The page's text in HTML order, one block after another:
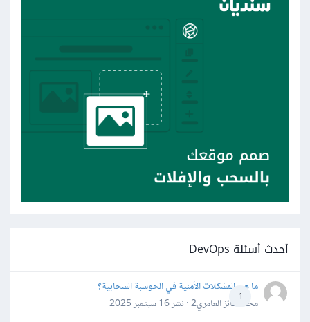
أحدث أسئلة DevOps
1
ما هي المشكلات الأمنية في الحوسبة السحابية؟
محمد فائز العامري2 · نشر
16 سبتمبر 2025